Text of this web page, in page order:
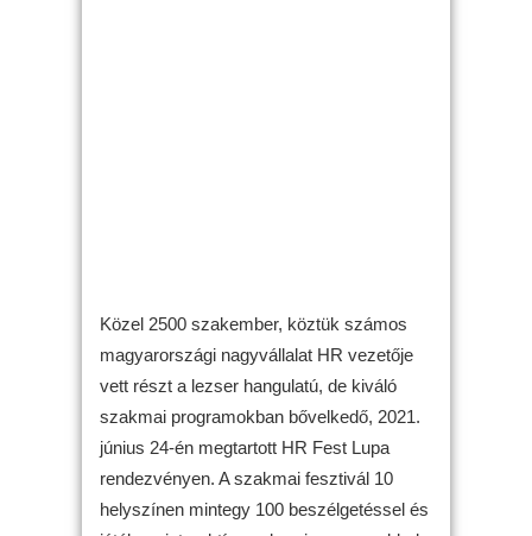
Közel 2500 szakember, köztük számos
magyarországi nagyvállalat HR vezetője
vett részt a lezser hangulatú, de kiváló
szakmai programokban bővelkedő, 2021.
június 24-én megtartott HR Fest Lupa
rendezvényen. A szakmai fesztivál 10
helyszínen mintegy 100 beszélgetéssel és